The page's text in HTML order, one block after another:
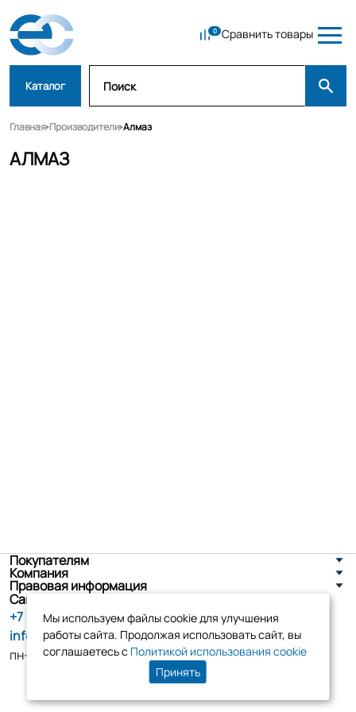
Сравнить товары
Каталог
Главная Производители Алмаз
АЛМАЗ
Покупателям
Компания
Правовая информация
Санкт-Петербург, ул. Новоселов д. 8
+7 (800) 555-86-90
info@tk-elko.ru
пн-пт, 10:00 - 18:00
Мы используем файлы cookie для улучшения
работы сайта. Продолжая использовать сайт, вы
соглашаетесь с Политикой использования cookie
Принять